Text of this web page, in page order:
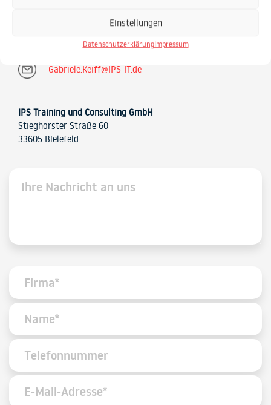
Einstellungen
DatenschutzerklärungImpressum
Gabriele.Keiff@IPS-IT.de
IPS Training und Consulting GmbH
Stieghorster Straße 60
33605 Bielefeld